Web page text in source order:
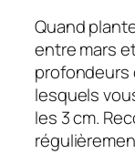
Quand
entre mars
profondeurs
lesquels
les 3 cm.